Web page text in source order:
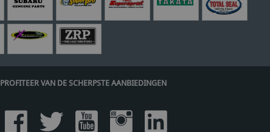
PROFITEER VAN DE SCHERPSTE AANBIEDINGEN